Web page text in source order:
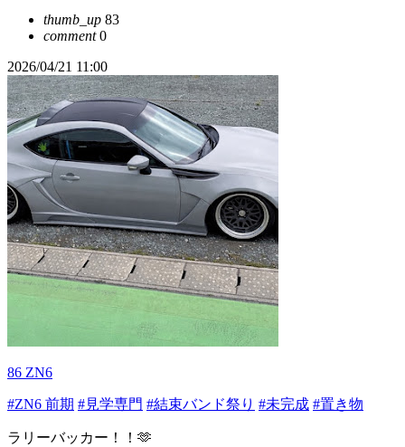
thumb_up 83
comment0
2026/04/21 11:00
86 ZN6
#ZN6 前期 #見学専門 #結束バンド祭り #未完成 #置き物
ラリーバッカー！！🫶